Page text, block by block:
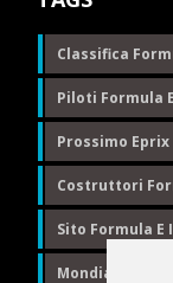
Classifica
Piloti Formula E
Prossimo Eprix
Costruttori
Sito Formula E
Mondiale